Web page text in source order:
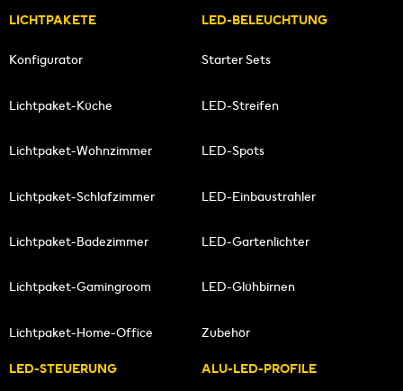
LICHTPAKETE
Konfigurator
Lichtpaket-Küche
Lichtpaket-Wohnzimmer
Lichtpaket-Schlafzimmer
Lichtpaket-Badezimmer
Lichtpaket-Gamingroom
Lichtpaket-Home-Office
LED-BELEUCHTUNG
Starter Sets
LED-Streifen
LED-Spots
LED-Einbaustrahler
LED-Gartenlichter
LED-Glühbirnen
Zubehör
LED-STEUERUNG ALU-LED-PROFILE